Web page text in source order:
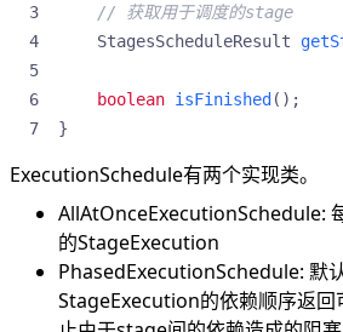
// 获取用于调度的stage
StagesScheduleResult
boolean isFinished ();
}
ExecutionSchedule有两个实现类。
AllAtOnceExecutionSchedule:
的StageExecution
PhasedExecutionSchedule: 默
StageExecution的依赖顺序返